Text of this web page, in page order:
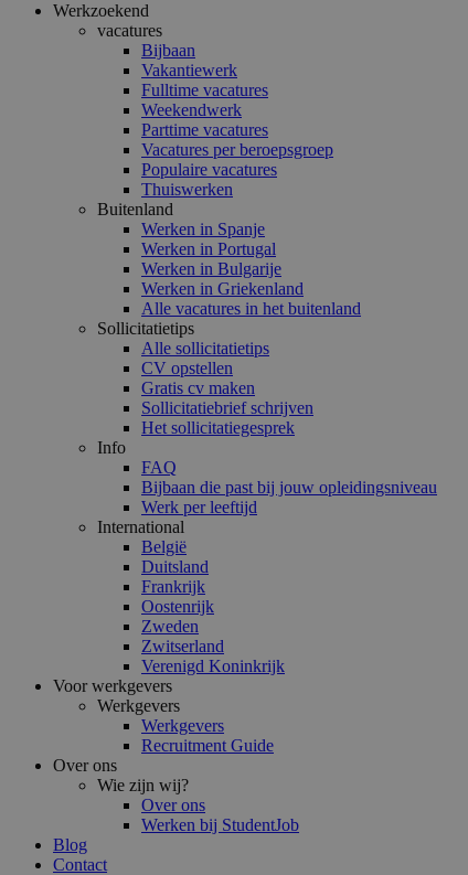
Werkzoekend
vacatures
Bijbaan
Vakantiewerk
Fulltime vacatures
Weekendwerk
Parttime vacatures
Vacatures per beroepsgroep
Populaire vacatures
Thuiswerken
Buitenland
Werken in Spanje
Werken in Portugal
Werken in Bulgarije
Werken in Griekenland
Alle vacatures in het buitenland
Sollicitatietips
Alle sollicitatietips
CV opstellen
Gratis cv maken
Sollicitatiebrief schrijven
Het sollicitatiegesprek
Info
FAQ
Bijbaan die past bij jouw opleidingsniveau
Werk per leeftijd
International
België
Duitsland
Frankrijk
Oostenrijk
Zweden
Zwitserland
Verenigd Koninkrijk
Voor werkgevers
Werkgevers
Werkgevers
Recruitment Guide
Over ons
Wie zijn wij?
Over ons
Werken bij StudentJob
Blog
Contact